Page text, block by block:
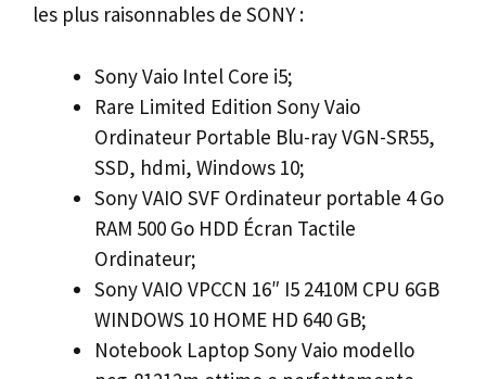
les plus raisonnables de SONY :
Sony Vaio Intel Core i5;
Rare Limited Edition Sony Vaio
Ordinateur Portable Blu-ray VGN-SR55,
SSD, hdmi, Windows 10;
Sony VAIO SVF Ordinateur portable 4 Go
RAM 500 Go HDD Écran Tactile
Ordinateur;
Sony VAIO VPCCN 16″ I5 2410M CPU 6GB
WINDOWS 10 HOME HD 640 GB;
Notebook Laptop Sony Vaio modello